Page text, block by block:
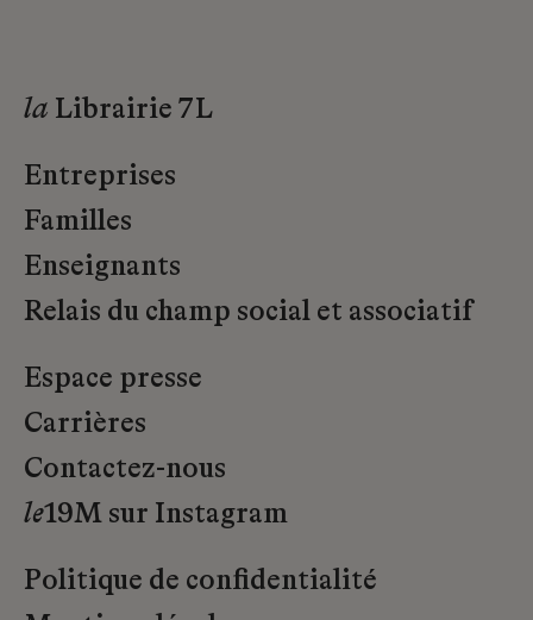
la Librairie 7L
Entreprises
Familles
Enseignants
Relais du champ social et associatif
Espace presse
Carrières
Contactez-nous
le19M sur Instagram
Politique de confidentialité